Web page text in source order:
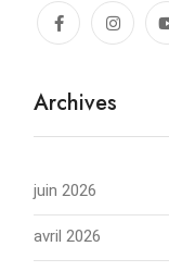
Archives
juin 2026
avril 2026